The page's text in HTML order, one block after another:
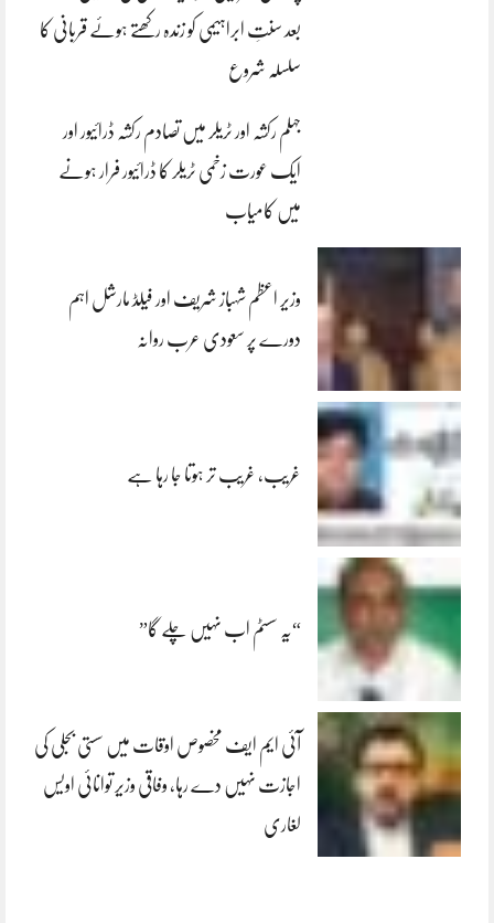
بعد سنتِ ابراہیمی کو زندہ رکھتے ہوئے قربانی کا
سلسلہ شروع
جہلم رکشہ اور ٹریلر میں تصادم رکشہ ڈرائیور اور
ایک عورت زخمی ٹریلر کا ڈرائیور فرار ہونے
میں کامیاب
وزیر اعظم شہباز شریف اور فیلڈ مارشل اہم
دورے پر سعودی عرب روانہ
غریب، غریب تر ہوتا جا رہا ہے
“یہ سسٹم اب نہیں چلے گا”
آئی ایم ایف مخصوص اوقات میں سستی بجلی کی
اجازت نہیں دے رہا، وفاقی وزیر توانائی اویس
لغاری